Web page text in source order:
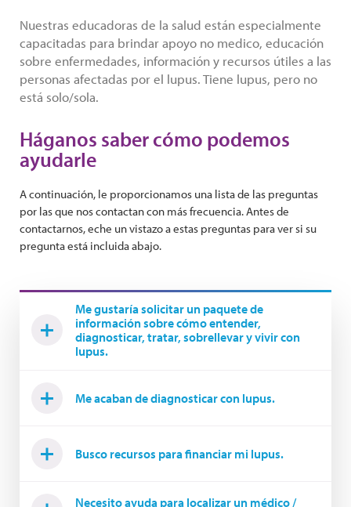
Nuestras educadoras de la salud están especialmente
capacitadas para brindar apoyo no medico, educación
sobre enfermedades, información y recursos útiles a las
personas afectadas por el lupus. Tiene lupus, pero no
está solo/sola.
Háganos saber cómo podemos
ayudarle
A continuación, le proporcionamos una lista de las preguntas
por las que nos contactan con más frecuencia. Antes de
contactarnos, eche un vistazo a estas preguntas para ver si su
pregunta está incluida abajo.
Me gustaría solicitar un paquete de
información sobre cómo entender,
diagnosticar, tratar, sobrellevar y vivir con
lupus.
Me acaban de diagnosticar con lupus.
Busco recursos para financiar mi lupus.
Necesito ayuda para localizar un médico /